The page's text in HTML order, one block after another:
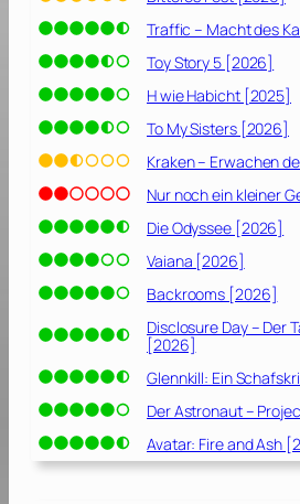
Traffic – Macht des
Toy Story 5 [2026]
H wie Habicht [2025]
To My Sisters [2026]
Kraken – Erwachen
Nur noch ein kleiner
Die Odyssee [2026]
Vaiana [2026]
Backrooms [2026]
Disclosure Day – Der
[2026]
Glennkill: Ein
Der Astronaut –
Avatar: Fire and Ash